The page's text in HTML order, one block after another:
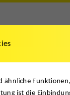
Historischer…
ähnliche
ist die